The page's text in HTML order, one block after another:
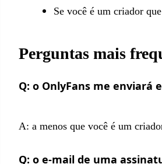
Se você é um criador
Perguntas mais
Q: o OnlyFans me enviará
A: a menos que você é um
Q: o e-mail de uma